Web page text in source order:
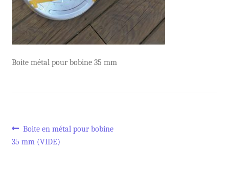
Boite métal pour bobine 35 mm
Navigation
Article
précédent :
Boite en métal pour bobine
35 mm (VIDE)